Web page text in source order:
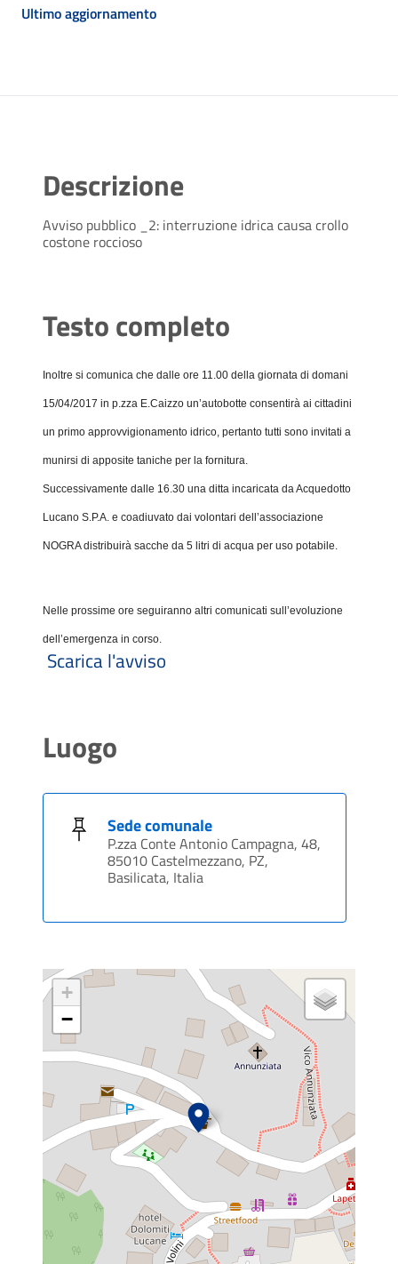
Ultimo aggiornamento
Descrizione
Avviso pubblico _2: interruzione idrica causa crollo
costone roccioso
Testo completo
Inoltre si comunica che dalle ore 11.00 della giornata di domani
15/04/2017 in p.zza E.Caizzo un’autobotte consentirà ai cittadini
un primo approvvigionamento idrico, pertanto tutti sono invitati a
munirsi di apposite taniche per la fornitura.
Successivamente dalle 16.30 una ditta incaricata da Acquedotto
Lucano S.P.A. e coadiuvato dai volontari dell’associazione
NOGRA distribuirà sacche da 5 litri di acqua per uso potabile.
Nelle prossime ore seguiranno altri comunicati sull’evoluzione
dell’emergenza in corso.
Scarica l'avviso
Luogo
Sede comunale
P.zza Conte Antonio Campagna, 48,
85010 Castelmezzano, PZ,
Basilicata, Italia
+
−